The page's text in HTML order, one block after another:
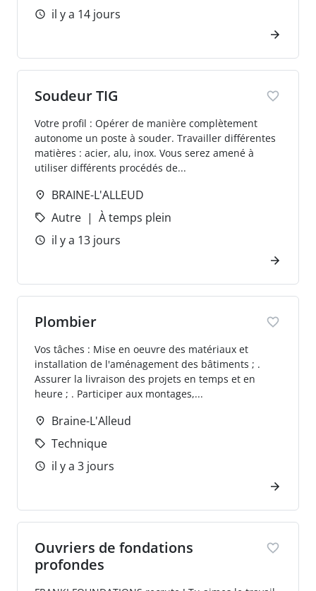
il y a 14 jours
Soudeur TIG
Votre profil : Opérer de manière complètement
autonome un poste à souder. Travailler différentes
matières : acier, alu, inox. Vous serez amené à
utiliser différents procédés de...
BRAINE-L'ALLEUD
Autre
À temps plein
il y a 13 jours
Plombier
Vos tâches : Mise en oeuvre des matériaux et
installation de l'aménagement des bâtiments ; .
Assurer la livraison des projets en temps et en
heure ; . Participer aux montages,...
Braine-L'Alleud
Technique
il y a 3 jours
Ouvriers de fondations
profondes